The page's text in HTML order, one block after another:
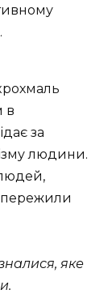
в
за
людини.
пережили
яке